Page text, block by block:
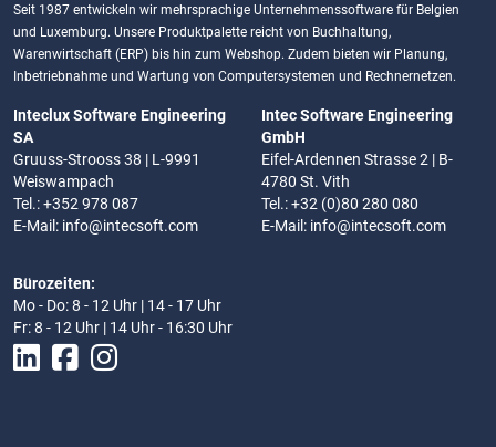
Seit 1987 entwickeln wir mehrsprachige Unternehmenssoftware für Belgien
und Luxemburg. Unsere Produktpalette reicht von Buchhaltung,
Warenwirtschaft (ERP) bis hin zum Webshop. Zudem bieten wir Planung,
Inbetriebnahme und Wartung von Computersystemen und Rechnernetzen.
Inteclux Software Engineering
SA
Gruuss-Strooss 38 | L-9991
Weiswampach
Tel.: +352 978 087
E-Mail: info@intecsoft.com
Intec Software Engineering
GmbH
Eifel-Ardennen Strasse 2 | B-
4780 St. Vith
Tel.: +32 (0)80 280 080
E-Mail: info@intecsoft.com
Bürozeiten:
Mo - Do: 8 - 12 Uhr | 14 - 17 Uhr
Fr: 8 - 12 Uhr | 14 Uhr - 16:30 Uhr